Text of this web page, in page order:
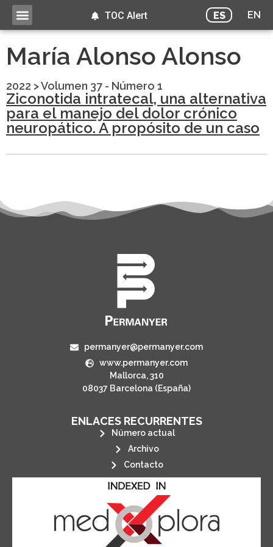
ES EN
TOC Alert
María Alonso Alonso
2022 >Volumen 37 - Número 1
Ziconotida intratecal, una alternativa
para el manejo del dolor crónico
neuropático. A propósito de un caso
permanyer@permanyer.com
www.permanyer.com
Mallorca, 310
08037 Barcelona (España)
ENLACES RECURRENTES
Número actual
Archivo
Contacto